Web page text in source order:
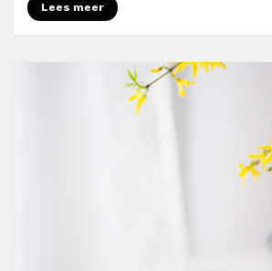
Lees meer